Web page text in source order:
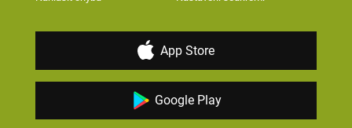
App Store
Google Play